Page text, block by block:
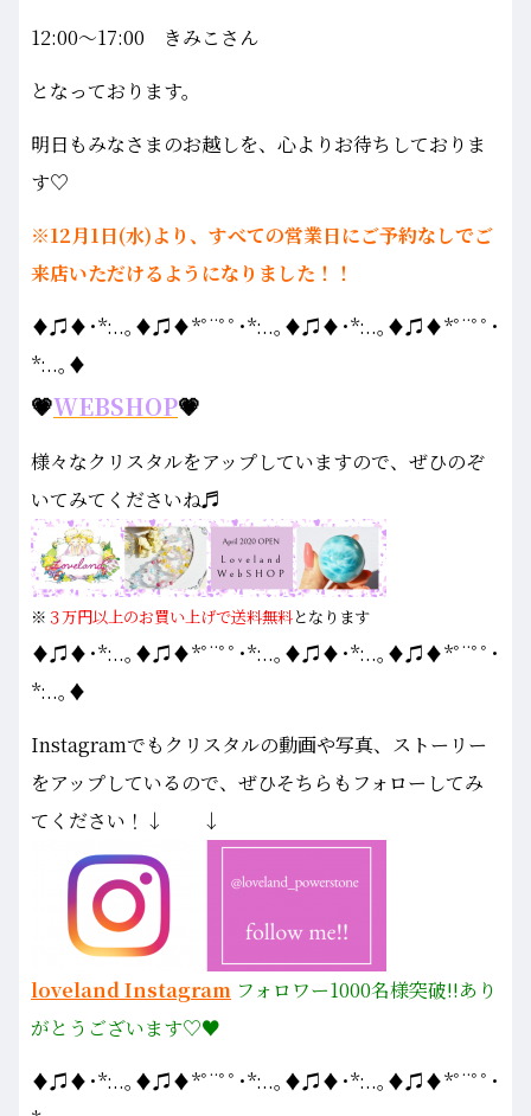
12:00～17:00 きみこさん
となっております。
明日もみなさまのお越しを、心よりお待ちしておりま
す♡
※12月1日(水)より、すべての営業日にご予約なしでご
来店いただけるようになりました！！
♦♫♦･*:..｡♦♫♦*ﾟ¨ﾟﾟ･*:..｡♦♫♦･*:..｡♦♫♦*ﾟ¨ﾟﾟ･
*:..｡♦
💗WEBSHOP💗
様々なクリスタルをアップしていますので、ぜひのぞ
いてみてくださいね♬
※ ３万円以上のお買い上げで送料無料となります
♦♫♦･*:..｡♦♫♦*ﾟ¨ﾟﾟ･*:..｡♦♫♦･*:..｡♦♫♦*ﾟ¨ﾟﾟ･
*:..｡♦
Instagramでもクリスタルの動画や写真、ストーリー
をアップしているので、ぜひそちらもフォローしてみ
てください！↓ ↓
loveland Instagram フォロワー1000名様突破!!あり
がとうございます♡♥
♦♫♦･*:..｡♦♫♦*ﾟ¨ﾟﾟ･*:..｡♦♫♦･*:..｡♦♫♦*ﾟ¨ﾟﾟ･